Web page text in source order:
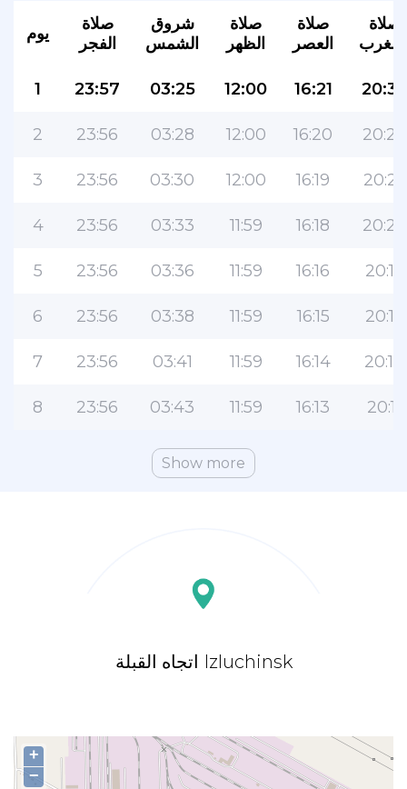
يوم
صلاة
الفجر
شروق
الشمس
صلاة
الظهر
صلاة
العصر
صلاة
1 23:57 03:25 12:00 16:21 20:30
2 23:56 03:28 12:00 16:20 20:27
3 23:56 03:30 12:00 16:19 20:25
4 23:56 03:33 11:59 16:18 20:22
5 23:56 03:36 11:59 16:16 20:19
6 23:56 03:38 11:59 16:15 20:17
7 23:56 03:41 11:59 16:14 20:14
8 23:56 03:43 11:59 16:13 20:11
Show more
اتجاه القبلة Izluchinsk
+
−